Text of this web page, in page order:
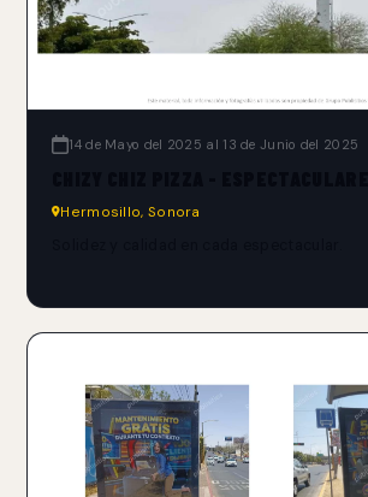
14 de Mayo del 2025 al 13 de Junio del 2025
Hermosillo, Sonora